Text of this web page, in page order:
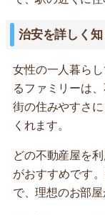
治安を詳しく
女性の一人暮ら
るファミリーは
街の住みやすさ
くれます。
どの不動産屋を
がおすすめです
で、理想のお部屋